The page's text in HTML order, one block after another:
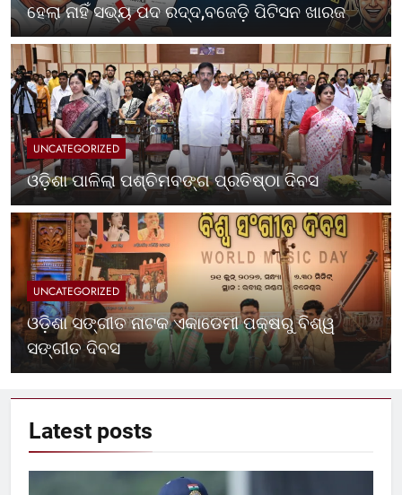
ହେଲା ନାହିଁ ସଭ୍ୟ ପଦ ରଦ୍ଦ,ବଜେଡ଼ି ପିଟିସନ ଖାରଜ
UNCATEGORIZED
ଓଡ଼ିଶା ପାଳିଲା ପଶ୍ଚିମବଙ୍ଗ ପ୍ରତିଷ୍ଠା ଦିବସ
UNCATEGORIZED
ଓଡ଼ିଶା ସଙ୍ଗୀତ ନାଟକ ଏକାଡେମୀ ପକ୍ଷରୁ ବିଶ୍ୱ
ସଙ୍ଗୀତ ଦିବସ
Latest posts